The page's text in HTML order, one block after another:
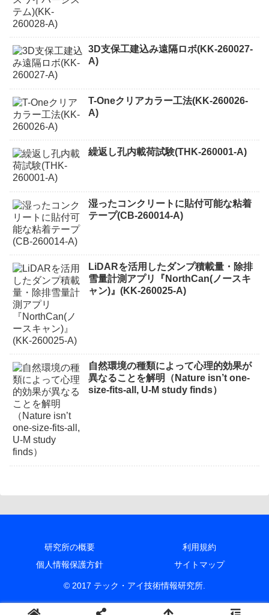
3D支保工建込み遠隔ロボ(KK-260027-
A)
T-Oneクリアカラー工法(KK-260026-
A)
繰返し孔内載荷試験(THK-260001-A)
湿ったコンクリートに貼付可能な粘着
テープ(CB-260014-A)
LiDARを活用したダンプ積載量・除排
雪量計測アプリ『NorthCan(ノースキ
ャン)』(KK-260025-A)
自然環境の種類によって心理的効果が
異なることを解明（Nature isn’t one-
size-fits-all, U-M study finds）
研究所の概要
利用規約
個人情報保護方針
サイトマップ
© 2017 テック・アイ技術情報研究所.